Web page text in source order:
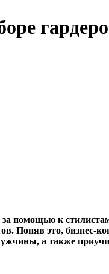
помощью к
Поняв это, бизнес-
а также